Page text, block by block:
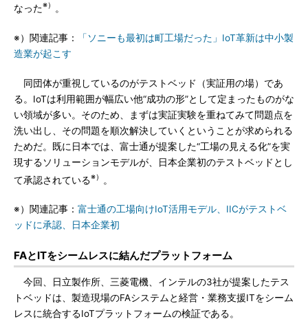
なった※） 。
※）関連記事：
「ソニーも最初は町工場だった」IoT革新は中小製
造業が起こす
同団体が重視しているのがテストベッド（実証用の場）であ
る。IoTは利用範囲が幅広い他“成功の形”として定まったものがな
い領域が多い。そのため、まずは実証実験を重ねてみて問題点を
洗い出し、その問題を順次解決していくということが求められる
ためだ。既に日本では、富士通が提案した“工場の見える化”を実
現するソリューションモデルが、日本企業初のテストベッドとし
て承認されている※）
※）関連記事： 富士通の工場向けIoT活用モデル、IICがテストベ
ッドに承認、日本企業初
FAとITをシームレスに結んだプラットフォーム
今回、日立製作所、三菱電機、インテルの3社が提案したテス
トベッドは、製造現場のFAシステムと経営・業務支援ITをシーム
レスに統合するIoTプラットフォームの検証である。